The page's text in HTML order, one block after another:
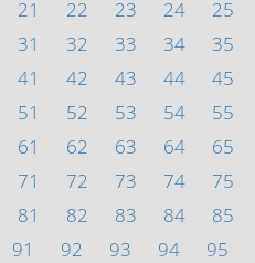
21
22 23 24 25
31
32 33 34 35
41
42 43 44 45
51
52 53 54 55
61
62 63 64 65
71
72 73 74 75
81
82 83 84 85
91
92 93 94 95